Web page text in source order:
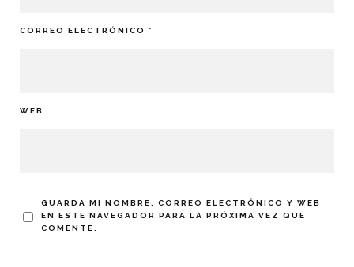
CORREO ELECTRÓNICO *
WEB
GUARDA MI NOMBRE, CORREO ELECTRÓNICO Y WEB
EN ESTE NAVEGADOR PARA LA PRÓXIMA VEZ QUE
COMENTE.